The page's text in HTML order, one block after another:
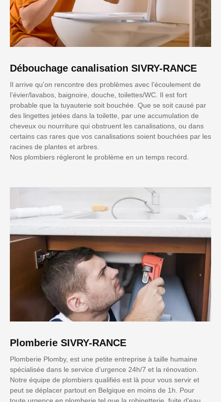
Débouchage canalisation SIVRY-RANCE
Il arrive qu'on rencontre des problèmes avec l’écoulement de
l’évier/lavabos, baignoire, douche, toilettes/WC. Il est fort
probable que la tuyauterie soit bouchée. Que se soit causé par
des lingettes jetées dans la toilette, par une accumulation de
cheveux ou nourriture qui obstruent les canalisations, ou dans
certains cas rares que vos canalisations soient bouchées par les
racines de plantes et arbres.
Nos plombiers régleront le problème en un temps record.
Plomberie SIVRY-RANCE
Plomberie Plomby, est une petite entreprise à taille humaine
spécialisée dans le service d’urgence 24h/7 et la rénovation.
Notre équipe de plombiers qualifiés est là pour vous servir et
peut se déplacer partout en Belgique en moins de 1h. Pour